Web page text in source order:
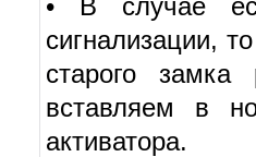
• В случае
сигнализации,
старого замка
вставляем в
активатора.